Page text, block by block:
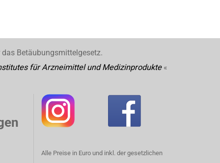
Betäubungsmittelgesetz.
für Arzneimittel und Medizinprodukte«
Alle Preise in Euro und inkl. der gesetzlichen